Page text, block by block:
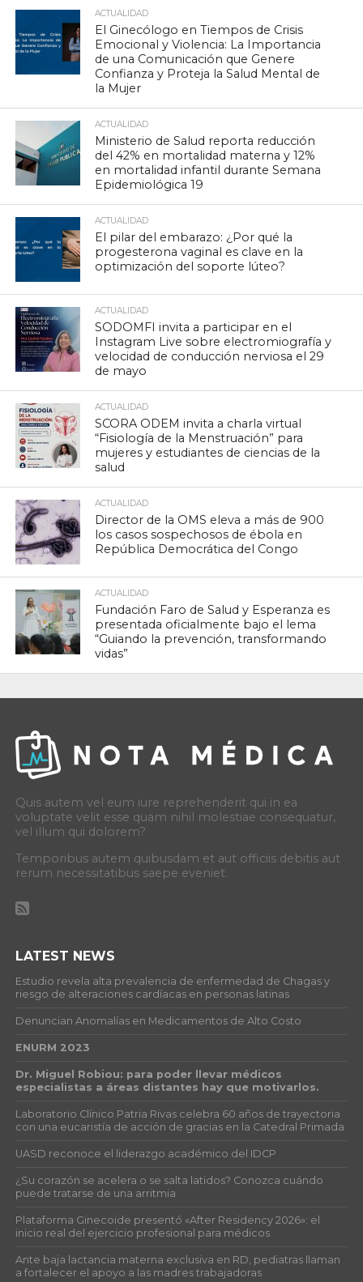
ACTUALIDAD
El Ginecólogo en Tiempos de Crisis
Emocional y Violencia: La Importancia
de una Comunicación que Genere
Confianza y Proteja la Salud Mental de
la Mujer
ACTUALIDAD
Ministerio de Salud reporta reducción
del 42% en mortalidad materna y 12%
en mortalidad infantil durante Semana
Epidemiológica 19
ACTUALIDAD
El pilar del embarazo: ¿Por qué la
progesterona vaginal es clave en la
optimización del soporte lúteo?
ACTUALIDAD
SODOMFI invita a participar en el
Instagram Live sobre electromiografía y
velocidad de conducción nerviosa el 29
de mayo
ACTUALIDAD
SCORA ODEM invita a charla virtual
“Fisiología de la Menstruación” para
mujeres y estudiantes de ciencias de la
salud
ACTUALIDAD
Director de la OMS eleva a más de 900
los casos sospechosos de ébola en
República Democrática del Congo
ACTUALIDAD
Fundación Faro de Salud y Esperanza es
presentada oficialmente bajo el lema
“Guiando la prevención, transformando
vidas”
Quis autem vel eum iure reprehenderit qui in ea
voluptate velit esse quam nihil molestiae consequatur,
vel illum qui dolorem?
Temporibus autem quibusdam et aut officiis debitis aut
rerum necessitatibus saepe eveniet.
LATEST NEWS
Estudio revela alta prevalencia de enfermedad de Chagas y
riesgo de alteraciones cardíacas en personas latinas
Denuncian Anomalías en Medicamentos de Alto Costo
ENURM 2023
Dr. Miguel Robiou: para poder llevar médicos
especialistas a áreas distantes hay que motivarlos.
Laboratorio Clínico Patria Rivas celebra 60 años de trayectoria
con una eucaristía de acción de gracias en la Catedral Primada
UASD reconoce el liderazgo académico del IDCP
¿Su corazón se acelera o se salta latidos? Conozca cuándo
puede tratarse de una arritmia
Plataforma Ginecoide presentó «After Residency 2026»: el
inicio real del ejercicio profesional para médicos
Ante baja lactancia materna exclusiva en RD, pediatras llaman
a fortalecer el apoyo a las madres trabajadoras